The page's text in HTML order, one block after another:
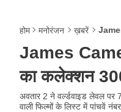
होम मनोरंजन ख़बरें
James
का कलेक्शन
अवतार 2 ने वर्ल्डवाइड लेवल
वाली फिल्मों के लिस्ट में पांचवें